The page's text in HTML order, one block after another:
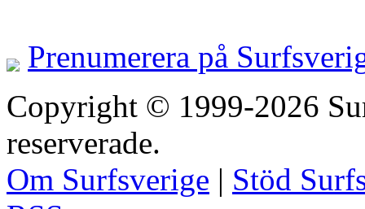
Prenumerera på
Copyright © 1999-2026
reserverade.
Om Surfsverige | Stöd